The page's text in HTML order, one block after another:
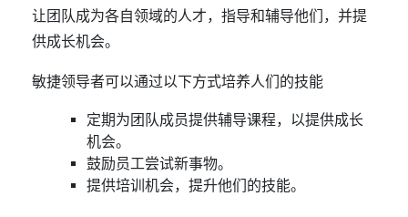
让团队成为各自领域的人才，指导和辅导他们，并提
供成长机会。
敏捷领导者可以通过以下方式培养人们的技能
定期为团队成员提供辅导课程，以提供成长
机会。
鼓励员工尝试新事物。
提供培训机会，提升他们的技能。